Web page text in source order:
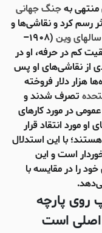
بهجنگ جهانی
رسم کرد و نقاشی‌ها و
سالهای وین
(۱۹۰۸–
کم در حرفه، او در
از نقاشی‌های او پس
هزار دلار فروخته
تصرف شدند و
در مورد کارهای
مورد انتقاد قرار
با این استدلال
است و این
را در مقایسه با
پارچه
اصلی است